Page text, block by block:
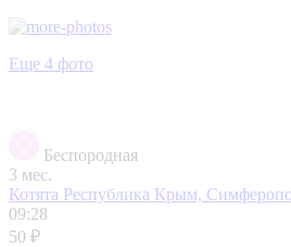
Еще 4 фото
Беспородная
3 мес.
Котята Республика Крым,
09:28
50 ₽